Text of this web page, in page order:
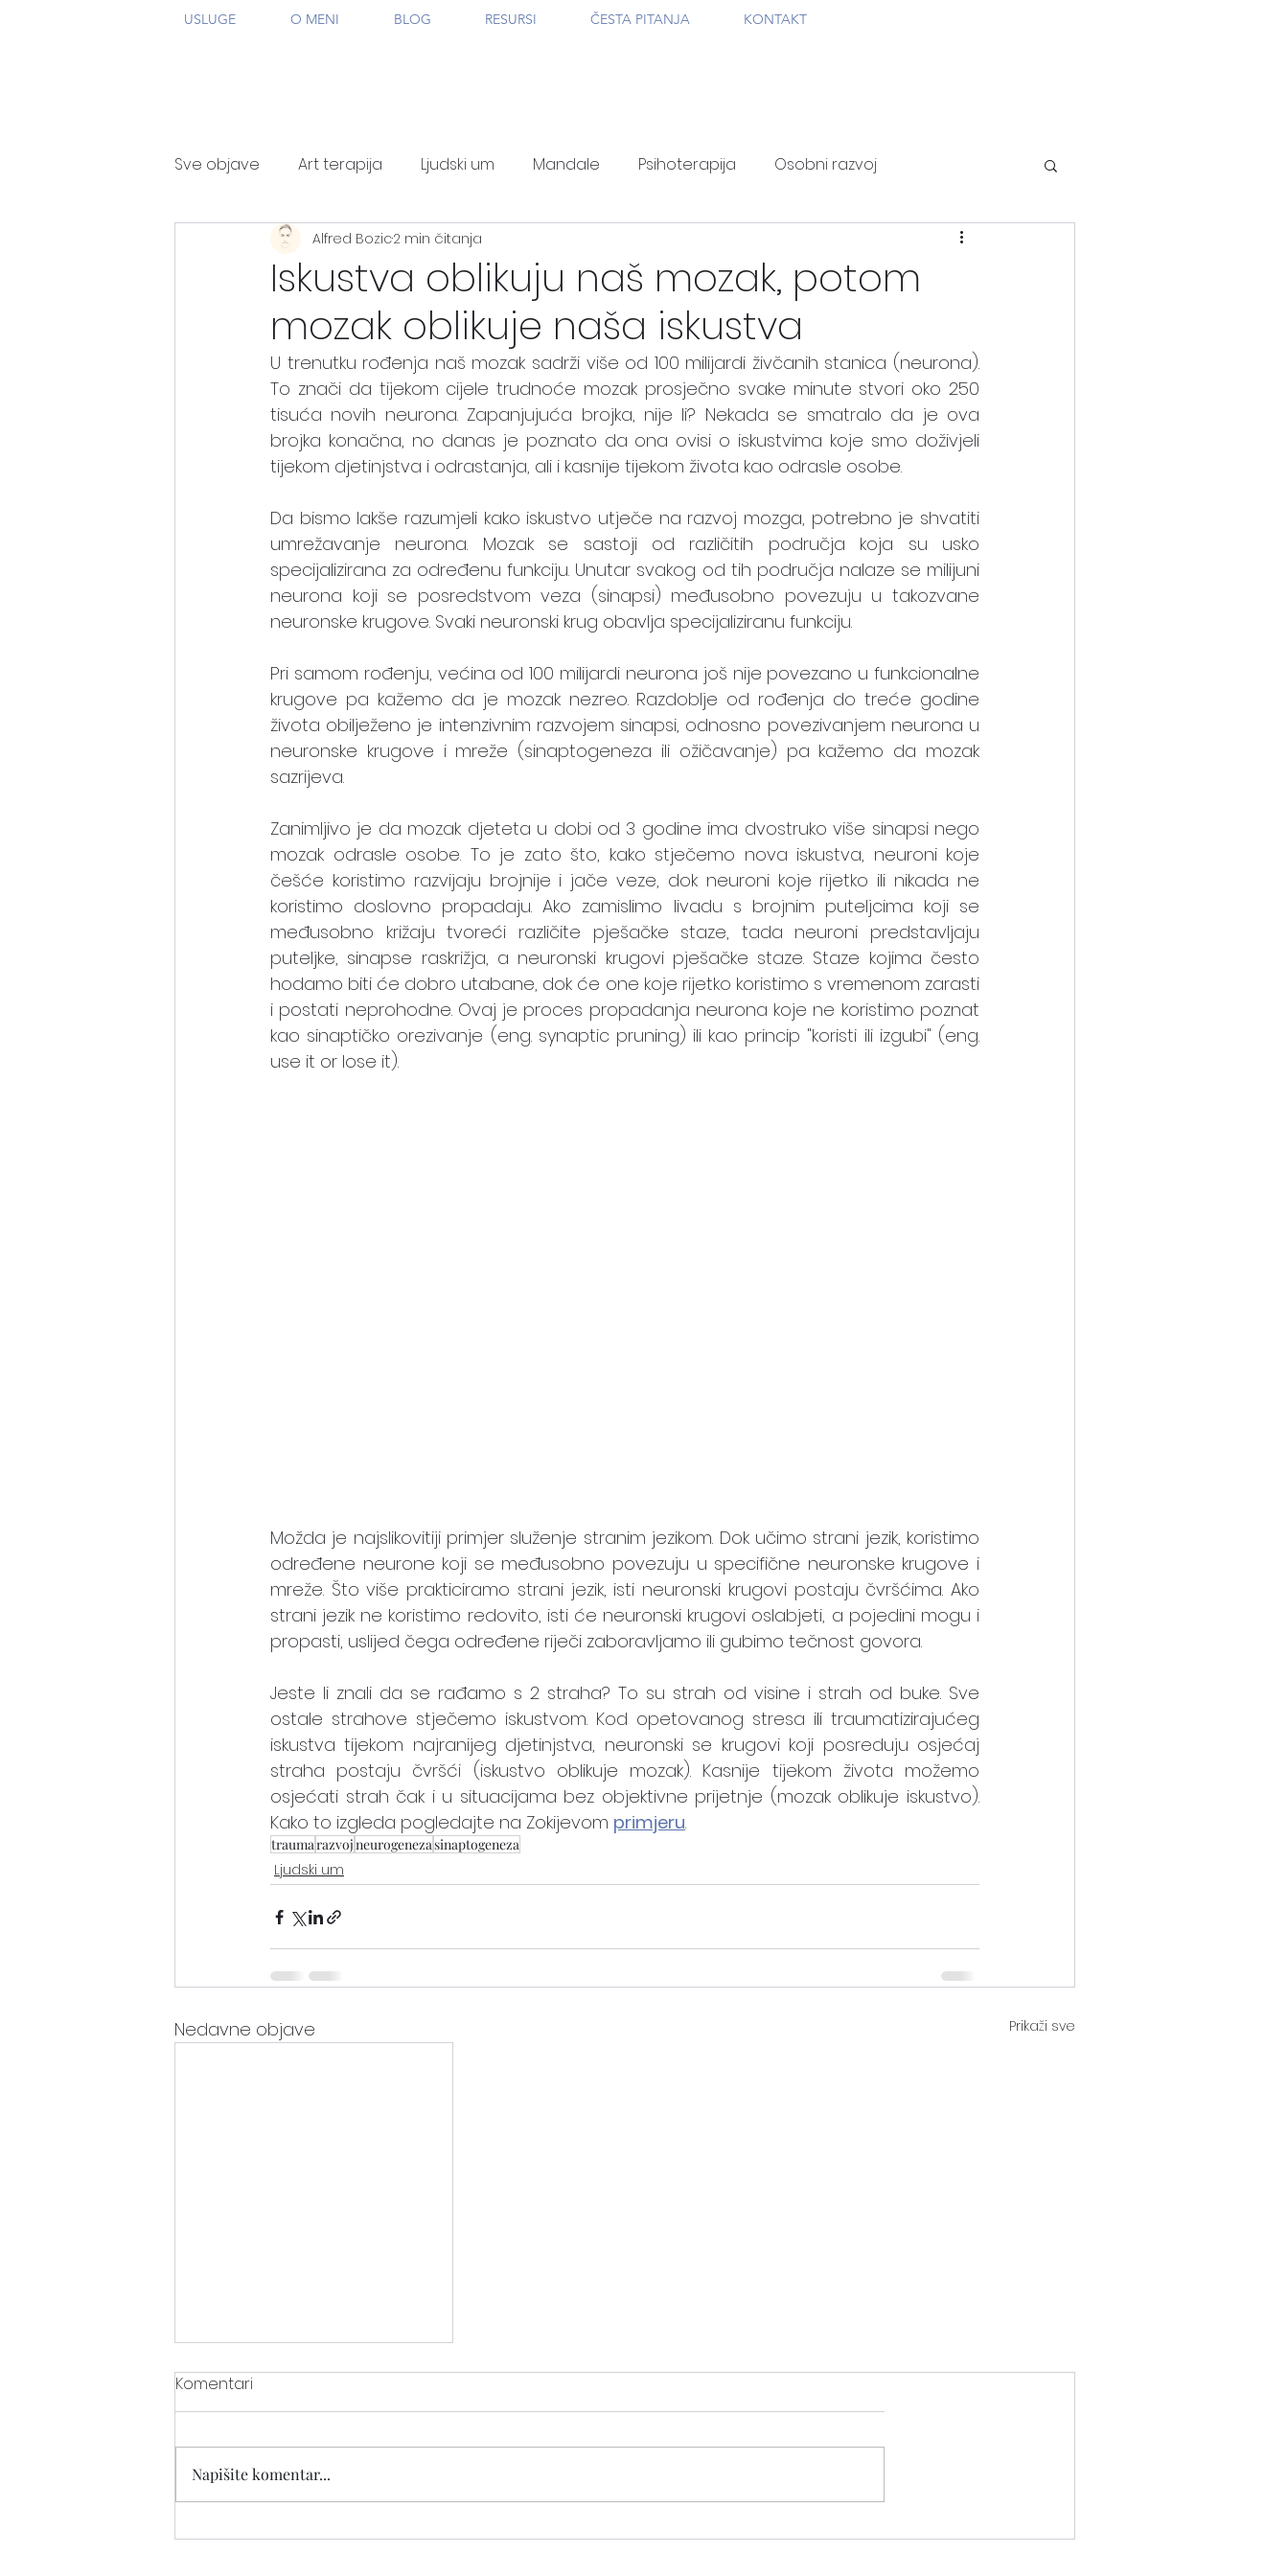
USLUGE O MENI BLOG RESURSI ČESTA PITANJA KONTAKT
Sve objave Art terapija Ljudski um Mandale Psihoterapija Osobni razvoj
Iskustva oblikuju naš mozak, potom
mozak oblikuje naša iskustva
Alfred Bozic2 min čitanja
U trenutku rođenja naš mozak sadrži više od 100 milijardi živčanih stanica (neurona).
To znači da tijekom cijele trudnoće mozak prosječno svake minute stvori oko 250
tisuća novih neurona. Zapanjujuća brojka, nije li? Nekada se smatralo da je ova
brojka konačna, no danas je poznato da ona ovisi o iskustvima koje smo doživjeli
tijekom djetinjstva i odrastanja, ali i kasnije tijekom života kao odrasle osobe.
Da bismo lakše razumjeli kako iskustvo utječe na razvoj mozga, potrebno je shvatiti
umrežavanje neurona. Mozak se sastoji od različitih područja koja su usko
specijalizirana za određenu funkciju. Unutar svakog od tih područja nalaze se milijuni
neurona koji se posredstvom veza (sinapsi) međusobno povezuju u takozvane
neuronske krugove. Svaki neuronski krug obavlja specijaliziranu funkciju.
Pri samom rođenju, većina od 100 milijardi neurona još nije povezano u funkcionalne
krugove pa kažemo da je mozak nezreo. Razdoblje od rođenja do treće godine
života obilježeno je intenzivnim razvojem sinapsi, odnosno povezivanjem neurona u
neuronske krugove i mreže (sinaptogeneza ili ožičavanje) pa kažemo da mozak
sazrijeva.
Zanimljivo je da mozak djeteta u dobi od 3 godine ima dvostruko više sinapsi nego
mozak odrasle osobe. To je zato što, kako stječemo nova iskustva, neuroni koje
češće koristimo razvijaju brojnije i jače veze, dok neuroni koje rijetko ili nikada ne
koristimo doslovno propadaju. Ako zamislimo livadu s brojnim puteljcima koji se
međusobno križaju tvoreći različite pješačke staze, tada neuroni predstavljaju
puteljke, sinapse raskrižja, a neuronski krugovi pješačke staze. Staze kojima često
hodamo biti će dobro utabane, dok će one koje rijetko koristimo s vremenom zarasti
i postati neprohodne. Ovaj je proces propadanja neurona koje ne koristimo poznat
kao sinaptičko orezivanje (eng. synaptic pruning) ili kao princip "koristi ili izgubi" (eng.
use it or lose it).
Možda je najslikovitiji primjer služenje stranim jezikom. Dok učimo strani jezik, koristimo
određene neurone koji se međusobno povezuju u specifične neuronske krugove i
mreže. Što više prakticiramo strani jezik, isti neuronski krugovi postaju čvršćima. Ako
strani jezik ne koristimo redovito, isti će neuronski krugovi oslabjeti, a pojedini mogu i
propasti, uslijed čega određene riječi zaboravljamo ili gubimo tečnost govora.
Jeste li znali da se rađamo s 2 straha? To su strah od visine i strah od buke. Sve
ostale strahove stječemo iskustvom. Kod opetovanog stresa ili traumatizirajućeg
iskustva tijekom najranijeg djetinjstva, neuronski se krugovi koji posreduju osjećaj
straha postaju čvršći (iskustvo oblikuje mozak). Kasnije tijekom života možemo
osjećati strah čak i u situacijama bez objektivne prijetnje (mozak oblikuje iskustvo).
Kako to izgleda pogledajte na Zokijevom primjeru.
traumarazvojneurogenezasinaptogeneza
Ljudski um
Nedavne objave Prikaži sve
Reptilski mozak
Komentari
Napišite komentar...